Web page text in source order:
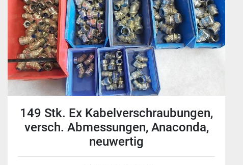
149 Stk. Ex Kabelverschraubungen,
versch. Abmessungen, Anaconda,
neuwertig